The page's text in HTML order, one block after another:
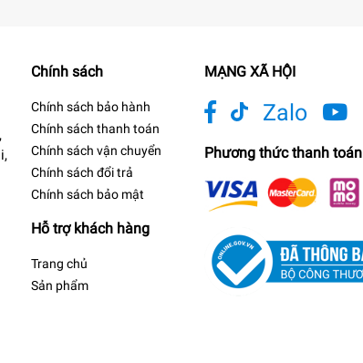
Chính sách
Chính sách bảo hành
Chính sách thanh toán
Chính sách vận chuyển
Chính sách đổi trả
Chính sách bảo mật
Hỗ trợ khách hàng
Trang chủ
Sản phẩm
MẠNG XÃ HỘI
Zalo
Phương thức thanh toán